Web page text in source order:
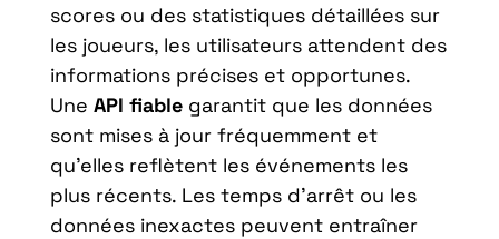
scores ou des statistiques détaillées sur
les joueurs, les utilisateurs attendent des
informations précises et opportunes.
Une API fiablegarantit que les données
sont mises à jour fréquemment et
qu’elles reflètent les événements les
plus récents. Les temps d’arrêt ou les
données inexactes peuvent entraîner